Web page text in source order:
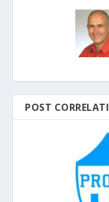
POST CORRELATI